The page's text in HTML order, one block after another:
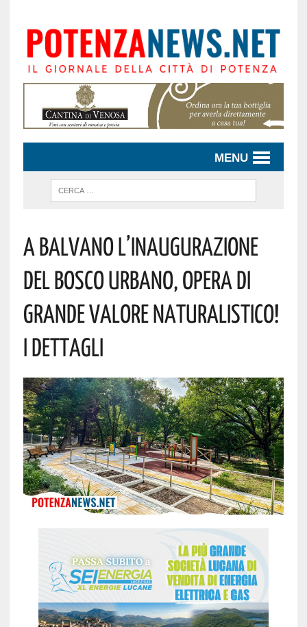
MENU
A Balvano L’inaugurazione
Del Bosco Urbano, Opera Di
Grande Valore Naturalistico!
I Dettagli